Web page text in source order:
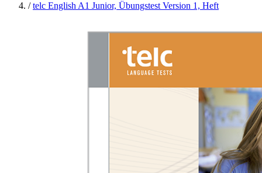
/ telc English A1 Junior, Übungstest Version 1, Heft